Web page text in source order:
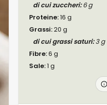
di cui zuccheri:6g
Proteine:16 g
Grassi:20 g
di cui grassi saturi:3g
Fibre:6 g
Sale:1 g